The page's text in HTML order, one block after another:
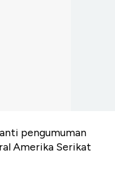
pengumuman
Amerika Serikat